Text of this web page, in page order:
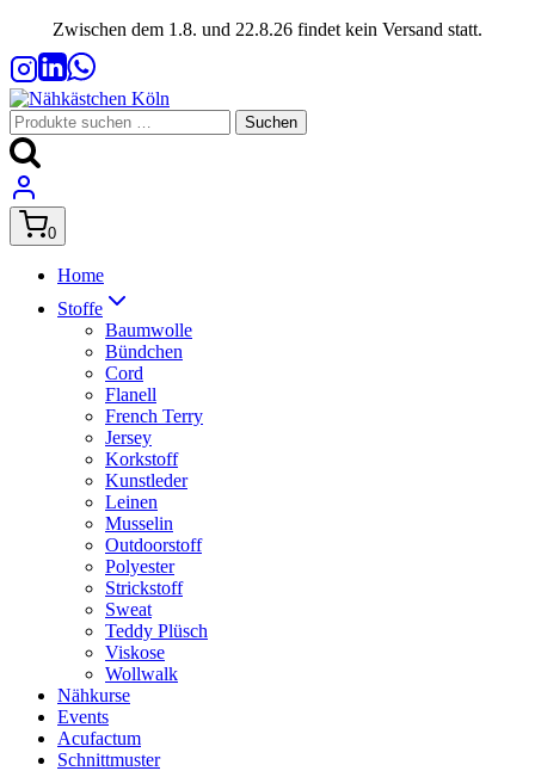
springen
Zwischen dem 1.8. und 22.8.26 findet kein Versand statt.
Suchen
nach:
Suchen
0
Home
Stoffe
Baumwolle
Bündchen
Cord
Flanell
French Terry
Jersey
Korkstoff
Kunstleder
Leinen
Musselin
Outdoorstoff
Polyester
Strickstoff
Sweat
Teddy Plüsch
Viskose
Wollwalk
Nähkurse
Events
Acufactum
Schnittmuster